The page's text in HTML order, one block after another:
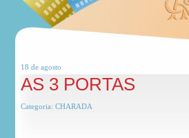
18 de agosto
AS 3 PORTAS
Categoria: CHARADA